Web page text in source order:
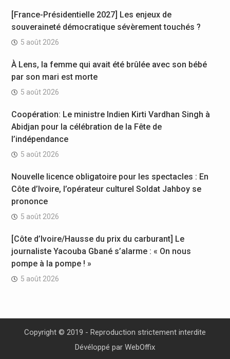
[France-Présidentielle 2027] Les enjeux de
souveraineté démocratique sévèrement touchés ?
5 août 2026
À Lens, la femme qui avait été brûlée avec son bébé
par son mari est morte
5 août 2026
Coopération: Le ministre Indien Kirti Vardhan Singh à
Abidjan pour la célébration de la Fête de
l’indépendance
5 août 2026
Nouvelle licence obligatoire pour les spectacles : En
Côte d’Ivoire, l’opérateur culturel Soldat Jahboy se
prononce
5 août 2026
[Côte d’Ivoire/Hausse du prix du carburant] Le
journaliste Yacouba Gbané s’alarme : « On nous
pompe à la pompe ! »
5 août 2026
Copyright © 2019 - Reproduction strictement interdite
Dévéloppé par WebOffix